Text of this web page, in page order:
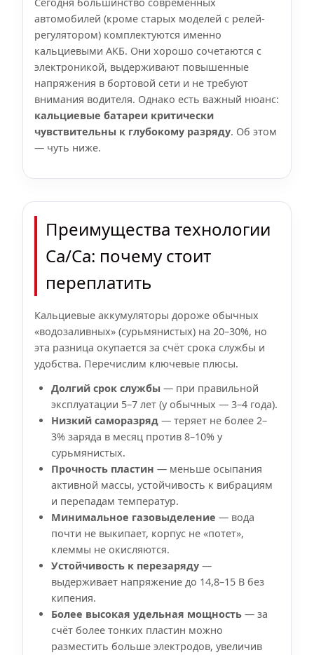
Сегодня большинство современных
автомобилей (кроме старых моделей с релей-
регулятором) комплектуются именно
кальциевыми АКБ. Они хорошо сочетаются с
электроникой, выдерживают повышенные
напряжения в бортовой сети и не требуют
внимания водителя. Однако есть важный нюанс:
кальциевые батареи критически
чувствительны к глубокому разряду. Об этом
— чуть ниже.
Преимущества технологии
Ca/Ca: почему стоит
переплатить
Кальциевые аккумуляторы дороже обычных
«водозаливных» (сурьмянистых) на 20–30%, но
эта разница окупается за счёт срока службы и
удобства. Перечислим ключевые плюсы.
Долгий срок службы — при правильной
эксплуатации 5–7 лет (у обычных — 3–4 года).
Низкий саморазряд — теряет не более 2–
3% заряда в месяц против 8–10% у
сурьмянистых.
Прочность пластин — меньше осыпания
активной массы, устойчивость к вибрациям
и перепадам температур.
Минимальное газовыделение — вода
почти не выкипает, корпус не «потет»,
клеммы не окисляются.
Устойчивость к перезаряду —
выдерживает напряжение до 14,8–15 В без
кипения.
Более высокая удельная мощность — за
счёт более тонких пластин можно
разместить больше электродов, увеличив